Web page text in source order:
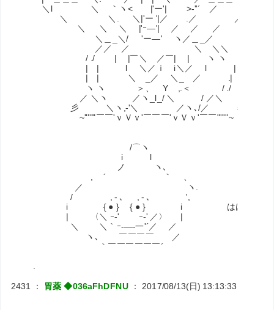
＼l ＼ ｀ヽ< |'ー'| >-''´ ／ ｌ／
＼ ＼. ＼|'ー '|／ .／ ／
＼ ＼ ＼ |'ｰ―'| ／ ／ ／
＼＿_＼/ 'ー―' ヽ／＿_／
／／ ／ ＼ ＼＼
/ ./ | |￣＼ ／￣| | ヽ ヽ いやぁ・・・お恥
| | l ＼／ｉ i＼／ l | |
| | ＼ _／ ＼_ ／ .| |
ヽ ヽ ＞、 Y ,.＜ / ./
／ ＼ヽ ／ヽ_l_/ ＼ / ／＼
彡 ＼ヽ,-'＼ ／ヽ､/／ ミ
~'''''"￣￣'ｖＶｖ'￣￣￣'ｖＶｖ'￣￣"'''''~
/⌒ヽ
i l
ノ ヽ､
, ´ ｀ 、
／ ヽ.
/ , - ､ , - ､ ',
i { ● } { ● } i ははは、その割にはとて
| 〈＼ ｰ‐' ｰ‐' ／〉 |
＼ ＼｀ｰ‐―‐一'´／ ／
ヽ､ ￣￣￣￣ ／
｀￣￣￣￣￣￣´
2431 ： 胃薬 ◆036aFhDFNU ： 2017/08/13(日) 13:13:33